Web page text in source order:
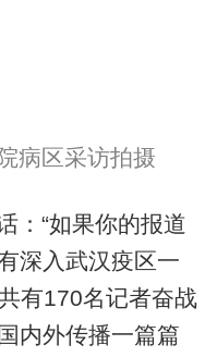
病区采访拍摄
：“如果你的报道
深入武汉疫区一
有170名记者奋战
内外传播一篇篇